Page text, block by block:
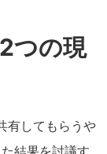
つの現
有してもらうや
結果を討議す